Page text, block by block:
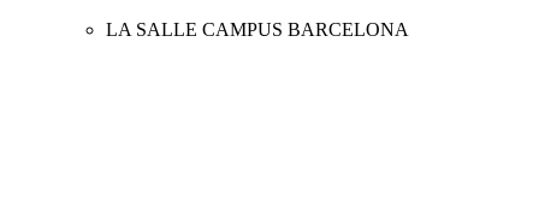
LA SALLE CAMPUS BARCELONA